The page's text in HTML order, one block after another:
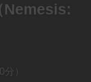
Nemesis:
）